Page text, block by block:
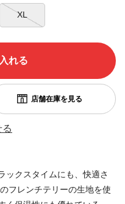
XL
ックスタイムにも、快適さ
フレンチテリーの生地を使